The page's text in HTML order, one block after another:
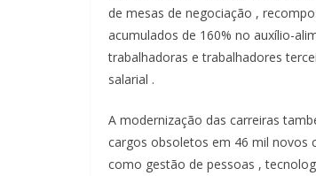
de mesas de negociação ,
acumulados de 160% no auxílio-
trabalhadoras etrabalhadores
salarial .
A modernização das carreiras
cargos obsoletos em 46 mil novos
como gestão de pessoas ,